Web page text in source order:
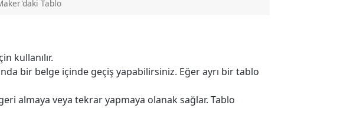
Tablo
kullanılır.
bir belge içinde geçiş yapabilirsiniz. Eğer ayrı bir tablo
almaya veya tekrar yapmaya olanak sağlar. Tablo